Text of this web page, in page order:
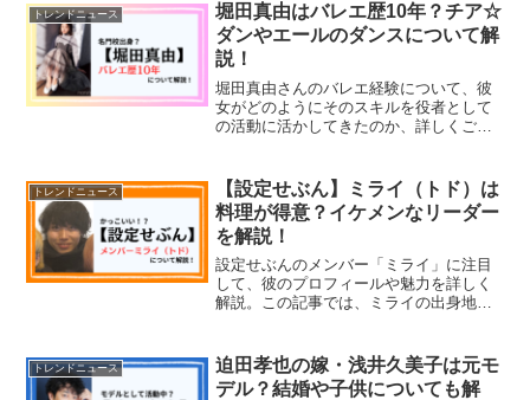
るとも言われています。・ドバイ案件と
は・話題の発端はなに？...
トレンドニュース
堀田真由はバレエ歴10年？チア☆
ダンやエールのダンスについて解
説！
堀田真由さんのバレエ経験について、彼
女がどのようにそのスキルを役者として
の活動に活かしてきたのか、詳しくご紹
優活動にどのような影響を与えているの
かを探ります。また、彼女...
トレンドニュース
【設定せぶん】ミライ（トド）は
料理が得意？イケメンなリーダー
を解説！
設定せぶんのメンバー「ミライ」に注目
して、彼のプロフィールや魅力を詳しく
解説。この記事では、ミライの出身地や
く紹介します。
トレンドニュース
迫田孝也の嫁・浅井久美子は元モ
デル？結婚や子供についても解